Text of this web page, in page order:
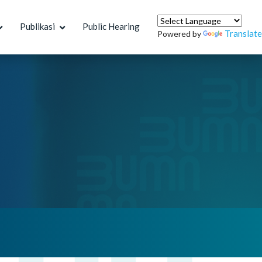
Publikasi Public Hearing
Powered by Translate